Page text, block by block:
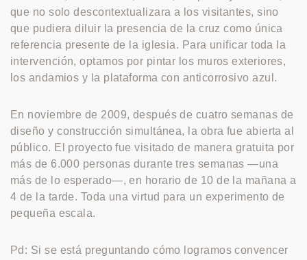
que no solo descontextualizara a los visitantes, sino
que pudiera diluir la presencia de la cruz como única
referencia presente de la iglesia. Para unificar toda la
intervención, optamos por pintar los muros exteriores,
los andamios y la plataforma con anticorrosivo azul.
En noviembre de 2009, después de cuatro semanas de
diseño y construcción simultánea, la obra fue abierta al
público. El proyecto fue visitado de manera gratuita por
más de 6.000 personas durante tres semanas —una
más de lo esperado—, en horario de 10 de la mañana a
4 de la tarde. Toda una virtud para un experimento de
pequeña escala.
Pd: Si se está preguntando cómo logramos convencer